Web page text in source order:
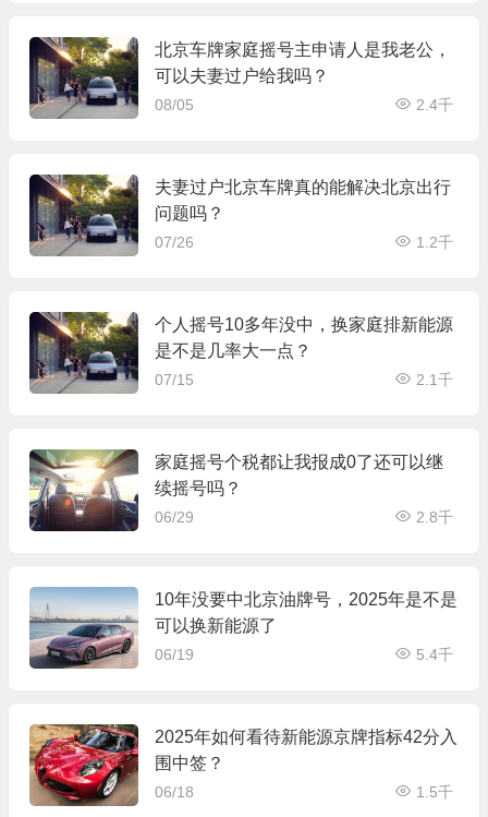
北京车牌家庭摇号主申请人是我老公，
可以夫妻过户给我吗？
08/05 2.4千
夫妻过户北京车牌真的能解决北京出行
问题吗？
07/26 1.2千
个人摇号10多年没中，换家庭排新能源
是不是几率大一点？
07/15 2.1千
家庭摇号个税都让我报成0了还可以继
续摇号吗？
06/29 2.8千
10年没要中北京油牌号，2025年是不是
可以换新能源了
06/19 5.4千
2025年如何看待新能源京牌指标42分入
围中签？
06/18 1.5千